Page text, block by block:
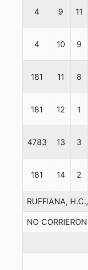
4 9 11
4 10 9
181 11 8
181 12 1
4783 13 3
181 14 2
RUFFIANA,
NO